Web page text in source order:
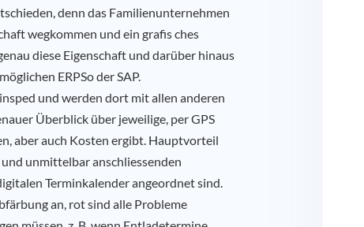
denn das Familienunternehmen
wegkommen und ein grafis ches
diese Eigenschaft und darüber hinaus
ERPSo der SAP.
und werden dort mit allen anderen
Überblick über jeweilige, per GPS
aber auch Kosten ergibt. Hauptvorteil
unmittelbar anschliessenden
Terminkalender angeordnet sind.
an, rot sind alle Probleme